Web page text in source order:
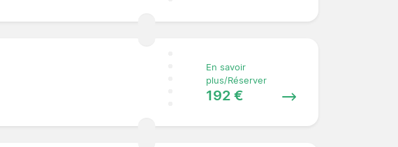
En savoir
plus/Réserver
192 €